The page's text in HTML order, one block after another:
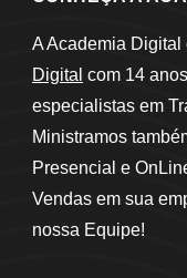
A Academia Digital
Digital com 14
especialistas em
Ministramos
Presencial e
Vendas em sua
nossa Equipe!